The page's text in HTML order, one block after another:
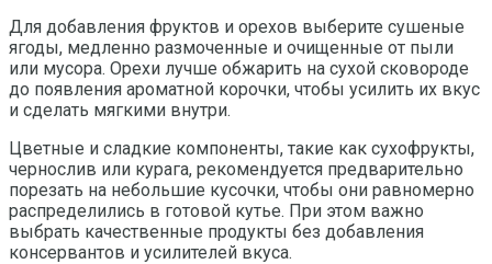
Для добавления фруктов и орехов выберите сушеные
ягоды, медленно размоченные и очищенные от пыли
или мусора. Орехи лучше обжарить на сухой сковороде
до появления ароматной корочки, чтобы усилить их вкус
и сделать мягкими внутри.
Цветные и сладкие компоненты, такие как сухофрукты,
чернослив или курага, рекомендуется предварительно
порезать на небольшие кусочки, чтобы они равномерно
распределились в готовой кутье. При этом важно
выбрать качественные продукты без добавления
консервантов и усилителей вкуса.